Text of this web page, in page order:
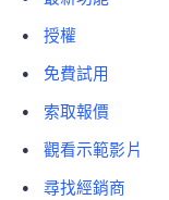
授權
免費試用
索取報價
觀看示範影片
尋找經銷商